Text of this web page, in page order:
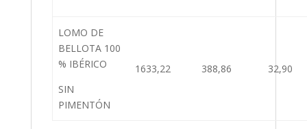
LOMO DE
BELLOTA 100
% IBÉRICO
SIN
PIMENTÓN
1633,22 388,86 32,90